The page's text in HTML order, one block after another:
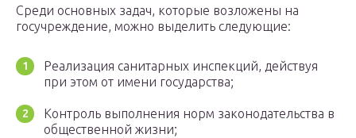
Среди основных задач, которые возложены на
госучреждение, можно выделить следующие:
Реализация санитарных инспекций, действуя
при этом от имени государства;
Контроль выполнения норм законодательства в
общественной жизни;